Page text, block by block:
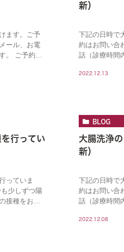
ます。ご予
ール、お電
。 ご予約状
合がござい
新）
下記の日時で
約はお問い合
話（診療時間
頂いた時点で
2022.12.13
行ってい
っていま
少しずつ陽
接種をお勧
せくださ
BLOG
大腸洗浄
新）
下記の日時で
約はお問い合
話（診療時間
頂いた時点で
2022.12.08